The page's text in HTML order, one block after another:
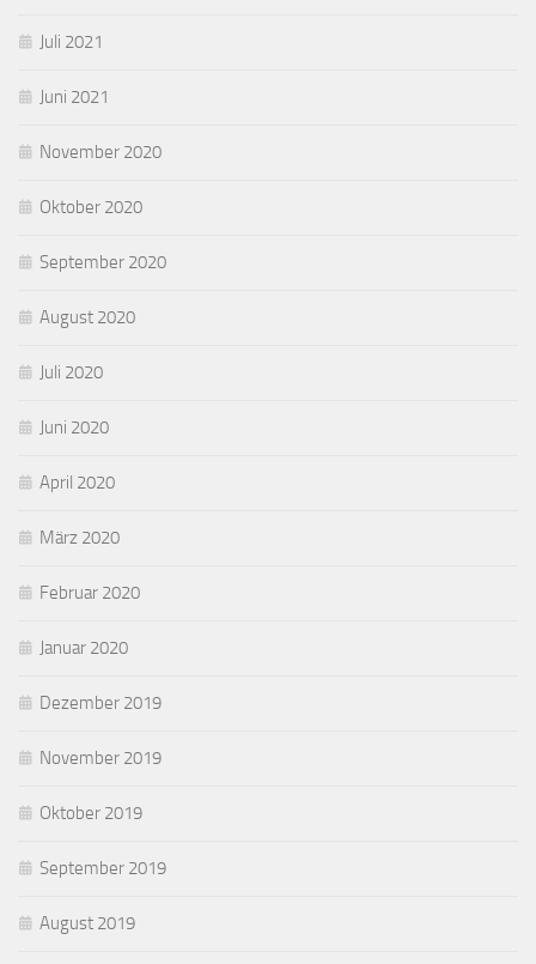
Juli 2021
Juni 2021
November 2020
Oktober 2020
September 2020
August 2020
Juli 2020
Juni 2020
April 2020
März 2020
Februar 2020
Januar 2020
Dezember 2019
November 2019
Oktober 2019
September 2019
August 2019